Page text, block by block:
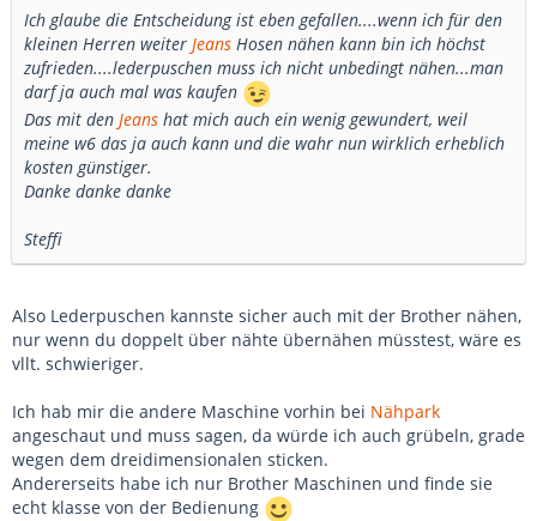
Ich glaube die Entscheidung ist eben gefallen....wenn ich für den
kleinen Herren weiter Jeans Hosen nähen kann bin ich höchst
zufrieden....lederpuschen muss ich nicht unbedingt nähen...man
darf ja auch mal was kaufen
Das mit den Jeans hat mich auch ein wenig gewundert, weil
meine w6 das ja auch kann und die wahr nun wirklich erheblich
kosten günstiger.
Danke danke danke
Steffi
Also Lederpuschen kannste sicher auch mit der Brother nähen,
nur wenn du doppelt über nähte übernähen müsstest, wäre es
vllt. schwieriger.
Ich hab mir die andere Maschine vorhin bei Nähpark
angeschaut und muss sagen, da würde ich auch grübeln, grade
wegen dem dreidimensionalen sticken.
Andererseits habe ich nur Brother Maschinen und finde sie
echt klasse von der Bedienung